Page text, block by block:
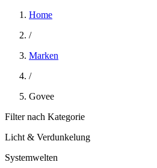
Home
/
Marken
/
Govee
Filter nach Kategorie
Licht & Verdunkelung
Systemwelten